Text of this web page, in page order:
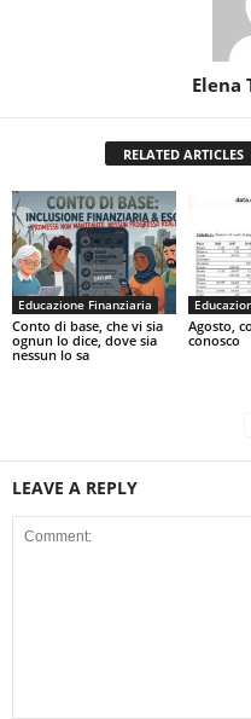
Elena
RELATED ARTICLES
Educazione Finanziaria
Conto di base, che vi sia
ognun lo dice, dove sia
nessun lo sa
Agosto,
conosco
LEAVE A REPLY